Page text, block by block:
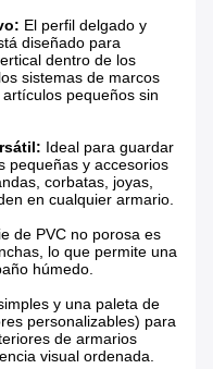
​ El perfil delgado y
diseñado para
dentro de los
sistemas de marcos
pequeños sin
​ Ideal para guardar
pequeñas y accesorios
corbatas, joyas,
en cualquier armario.
de PVC no porosa es
lo que permite una
húmedo.
y una paleta de
personalizables) para
de armarios
visual ordenada.